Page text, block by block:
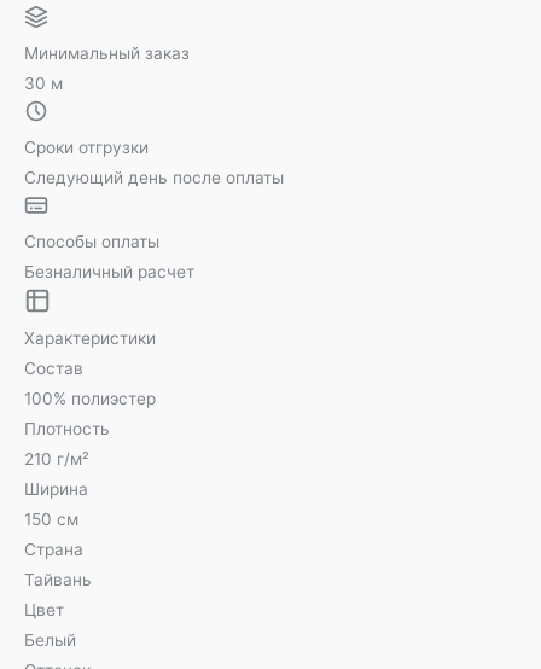
Минимальный заказ
30 м
Сроки отгрузки
Следующий день после оплаты
Способы оплаты
Безналичный расчет
Характеристики
Состав
100% полиэстер
Плотность
210 г/м²
Ширина
150 см
Страна
Тайвань
Цвет
Белый